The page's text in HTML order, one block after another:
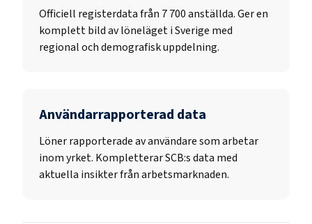
Officiell registerdata från 7 700anställda. Ger en
komplett bild av löneläget i Sverige med
regional och demografisk uppdelning.
Användarrapporterad data
Löner rapporterade av användare som arbetar
inom yrket. Kompletterar SCB:s data med
aktuella insikter från arbetsmarknaden.